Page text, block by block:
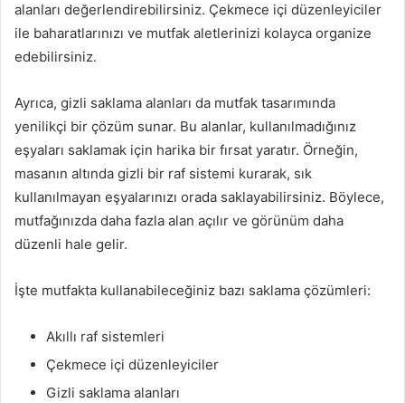
alanları değerlendirebilirsiniz. Çekmece içi düzenleyiciler
ile baharatlarınızı ve mutfak aletlerinizi kolayca organize
edebilirsiniz.
Ayrıca, gizli saklama alanları da mutfak tasarımında
yenilikçi bir çözüm sunar. Bu alanlar, kullanılmadığınız
eşyaları saklamak için harika bir fırsat yaratır. Örneğin,
masanın altında gizli bir raf sistemi kurarak, sık
kullanılmayan eşyalarınızı orada saklayabilirsiniz. Böylece,
mutfağınızda daha fazla alan açılır ve görünüm daha
düzenli hale gelir.
İşte mutfakta kullanabileceğiniz bazı saklama çözümleri:
Akıllı raf sistemleri
Çekmece içi düzenleyiciler
Gizli saklama alanları